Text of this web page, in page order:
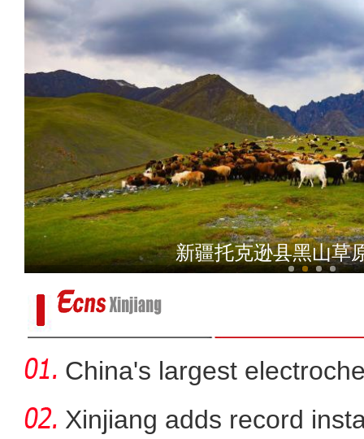
沙雅县举行汽车城项
新疆托克逊县黑山草
China's largest
storag
Xinjiang adds record